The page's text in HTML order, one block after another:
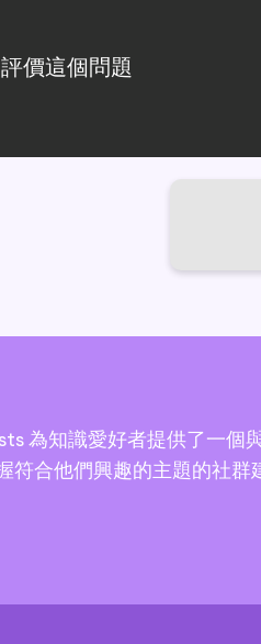
評價這個問題
為知識愛好者提供了一個
符合他們興趣的主題的社群